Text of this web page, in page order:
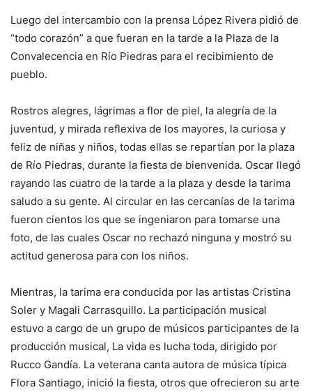
Luego del intercambio con la prensa López Rivera pidió de
“todo corazón” a que fueran en la tarde a la Plaza de la
Convalecencia en Río Piedras para el recibimiento de
pueblo.
Rostros alegres, lágrimas a flor de piel, la alegría de la
juventud, y mirada reflexiva de los mayores, la curiosa y
feliz de niñas y niños, todas ellas se repartían por la plaza
de Río Piedras, durante la fiesta de bienvenida. Oscar llegó
rayando las cuatro de la tarde a la plaza y desde la tarima
saludo a su gente. Al circular en las cercanías de la tarima
fueron cientos los que se ingeniaron para tomarse una
foto, de las cuales Oscar no rechazó ninguna y mostró su
actitud generosa para con los niños.
Mientras, la tarima era conducida por las artistas Cristina
Soler y Magali Carrasquillo. La participación musical
estuvo a cargo de un grupo de músicos participantes de la
producción musical, La vida es lucha toda, dirigido por
Rucco Gandía. La veterana canta autora de música típica
Flora Santiago, inició la fiesta, otros que ofrecieron su arte